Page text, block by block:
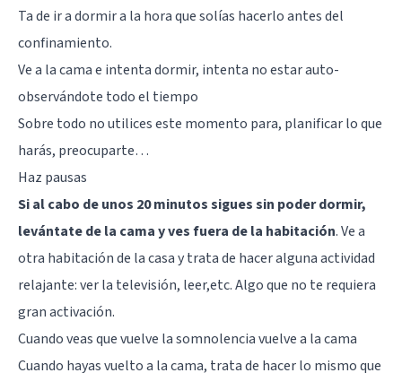
Ta de ir a dormir a la hora que solías hacerlo antes del
confinamiento.
Ve a la cama e intenta dormir, intenta no estar auto-
observándote todo el tiempo
Sobre todo no utilices este momento para, planificar lo que
harás, preocuparte…
Haz pausas
Si al cabo de unos 20 minutos sigues sin poder dormir,
levántate de la cama y ves fuera de la habitación. Ve a
otra habitación de la casa y trata de hacer alguna actividad
relajante: ver la televisión, leer,etc. Algo que no te requiera
gran activación.
Cuando veas que vuelve la somnolencia vuelve a la cama
Cuando hayas vuelto a la cama, trata de hacer lo mismo que